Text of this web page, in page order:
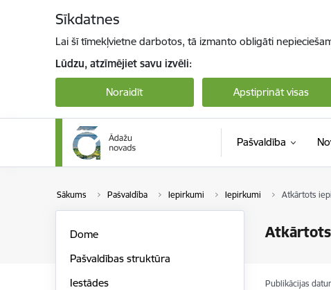
Sīkdatnes
Lai šī tīmekļvietne darbotos, tā izmanto obligāti
Lūdzu, atzīmējiet savu izvēli:
Noraidīt Apstiprināt visas
Pašvaldība
Sākums Pašvaldība Iepirkumi Iepirkumi Atkārtots
Atkārtots
Dome
Pašvaldības struktūra
Iestādes
Publikācijas